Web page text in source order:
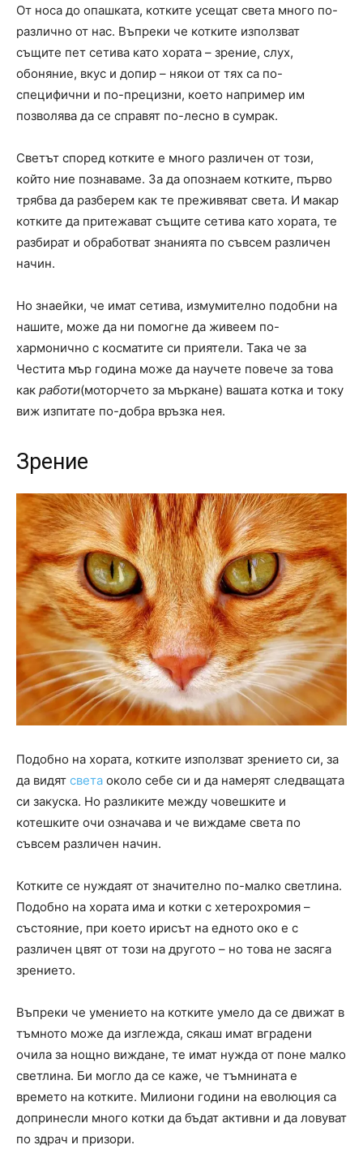
От носа до опашката, котките усещат света много по-
различно от нас. Въпреки че котките използват
същите пет сетива като хората – зрение, слух,
обоняние, вкус и допир – някои от тях са по-
специфични и по-прецизни, което например им
позволява да се справят по-лесно в сумрак.
Светът според котките е много различен от този,
който ние познаваме. За да опознаем котките, първо
трябва да разберем как те преживяват света. И макар
котките да притежават същите сетива като хората, те
разбират и обработват знанията по съвсем различен
начин.
Но знаейки, че имат сетива, измумително подобни на
нашите, може да ни помогне да живеем по-
хармонично с косматите си приятели. Така че за
Честита мър година може да научете повече за това
как работи(моторчето за мъркане) вашата котка и току
виж изпитате по-добра връзка нея.
Зрение
Подобно на хората, котките използват зрението си, за
да видят света около себе си и да намерят следващата
си закуска. Но разликите между човешките и
котешките очи означава и че виждаме света по
съвсем различен начин.
Котките се нуждаят от значително по-малко светлина.
Подобно на хората има и котки с хетерохромия –
състояние, при което ирисът на едното око е с
различен цвят от този на другото – но това не засяга
зрението.
Въпреки че умението на котките умело да се движат в
тъмното може да изглежда, сякаш имат вградени
очила за нощно виждане, те имат нужда от поне малко
светлина. Би могло да се каже, че тъмнината е
времето на котките. Милиони години на еволюция са
допринесли много котки да бъдат активни и да ловуват
по здрач и призори.